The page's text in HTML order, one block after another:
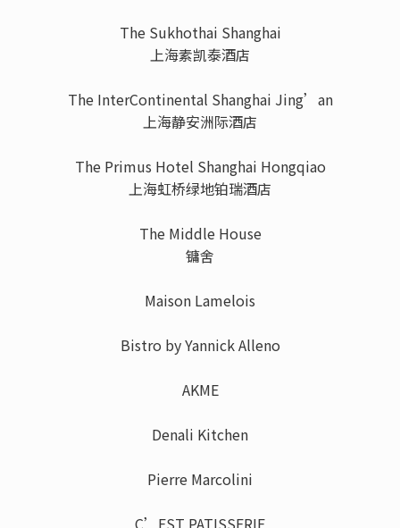
The Sukhothai Shanghai
上海素凯泰酒店
The InterContinental Shanghai Jing’an
上海静安洲际酒店
The Primus Hotel Shanghai Hongqiao
上海虹桥绿地铂瑞酒店
The Middle House
镛舍
Maison Lamelois
Bistro by Yannick Alleno
AKME
Denali Kitchen
Pierre Marcolini